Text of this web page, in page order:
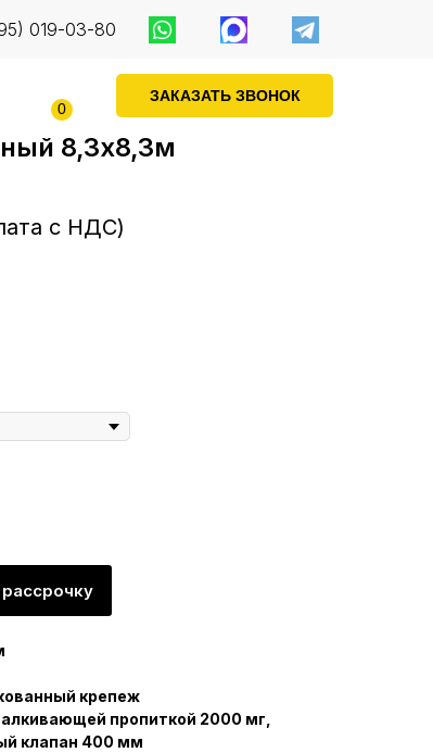
019-03-80
ЗАКАЗАТЬ ЗВОНОК
0
8,3х8,3м
с НДС)
крепеж
пропиткой 2000 мг,
клапан 400 мм